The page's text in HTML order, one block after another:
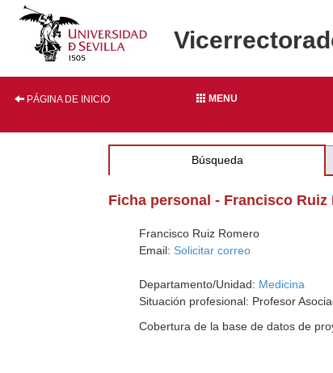
PÁGINA DE INICIO MENU
Búsqueda
Ficha personal - Francisco Ruiz
Francisco Ruiz Romero
Email: Solicitar correo
Departamento/Unidad: Medicina
Situación profesional: Profesor
Cobertura de la base de datos de